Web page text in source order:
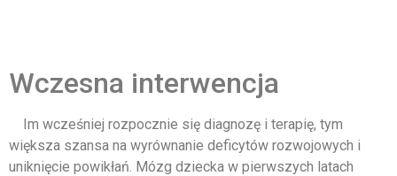
Wczesna interwencja
Im wcześniej rozpocznie się diagnozę i terapię, tym
większa szansa na wyrównanie deficytów rozwojowych i
uniknięcie powikłań. Mózg dziecka w pierwszych latach